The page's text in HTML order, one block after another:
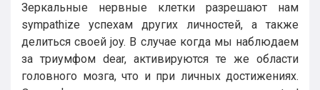
Зеркальные нервные клетки разрешают нам
sympathize успехам других личностей, а также
делиться своей joy. В случае когда мы наблюдаем
за триумфом dear, активируются те же области
головного мозга, что и при личных достижениях.